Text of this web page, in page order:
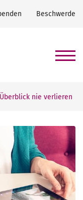
Beschwerde
nie verlieren